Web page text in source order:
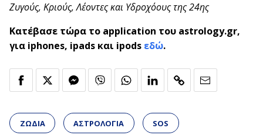
Ζυγούς, Κριούς, Λέοντες και Υδροχόους της 24ης
Κατέβασε τώρα το application του astrology.gr,
για iphones, ipads και ipods εδώ.
ΖΩΔΙΑ ΑΣΤΡΟΛΟΓΙΑ SOS